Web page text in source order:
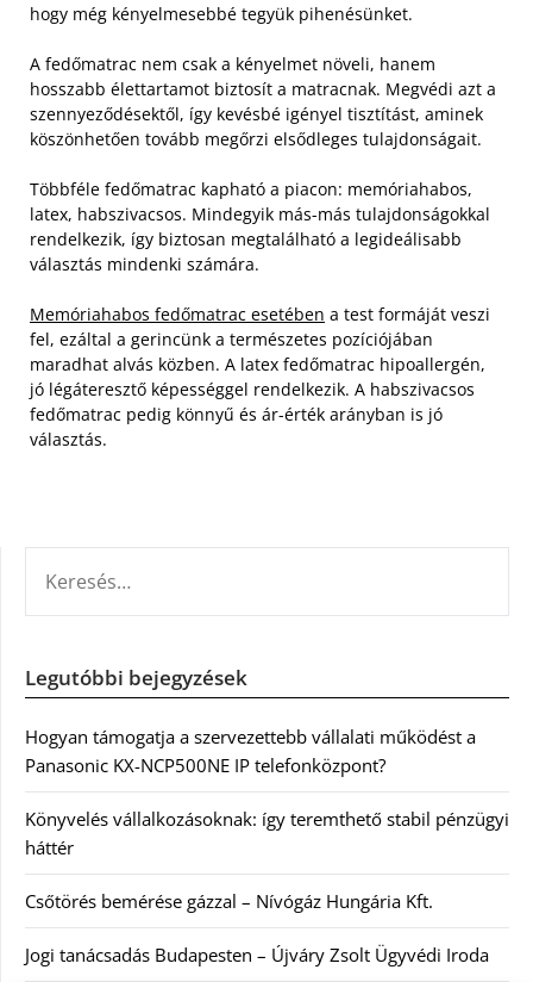
hogy még kényelmesebbé tegyük pihenésünket.
A fedőmatrac nem csak a kényelmet növeli, hanem
hosszabb élettartamot biztosít a matracnak. Megvédi azt a
szennyeződésektől, így kevésbé igényel tisztítást, aminek
köszönhetően tovább megőrzi elsődleges tulajdonságait.
Többféle fedőmatrac kapható a piacon: memóriahabos,
latex, habszivacsos. Mindegyik más-más tulajdonságokkal
rendelkezik, így biztosan megtalálható a legideálisabb
választás mindenki számára.
Memóriahabos fedőmatrac esetében a test formáját veszi
fel, ezáltal a gerincünk a természetes pozíciójában
maradhat alvás közben. A latex fedőmatrac hipoallergén,
jó légáteresztő képességgel rendelkezik. A habszivacsos
fedőmatrac pedig könnyű és ár-érték arányban is jó
választás.
Legutóbbi bejegyzések
Hogyan támogatja a szervezettebb vállalati működést a
Panasonic KX-NCP500NE IP telefonközpont?
Könyvelés vállalkozásoknak: így teremthető stabil pénzügyi
háttér
Csőtörés bemérése gázzal – Nívógáz Hungária Kft.
Jogi tanácsadás Budapesten – Újváry Zsolt Ügyvédi Iroda